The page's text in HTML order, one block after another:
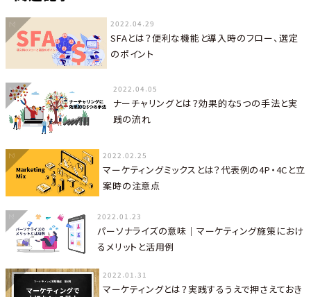
2022.04.29
SFAとは？便利な機能と導入時のフロー、選定
のポイント
2022.04.05
ナーチャリングとは？効果的な5つの手法と実
践の流れ
2022.02.25
マーケティングミックスとは？代表例の4P・4Cと立
案時の注意点
2022.01.23
パーソナライズの意味｜マーケティング施策におけ
るメリットと活用例
2022.01.31
マーケティングとは？実践するうえで押さえておき